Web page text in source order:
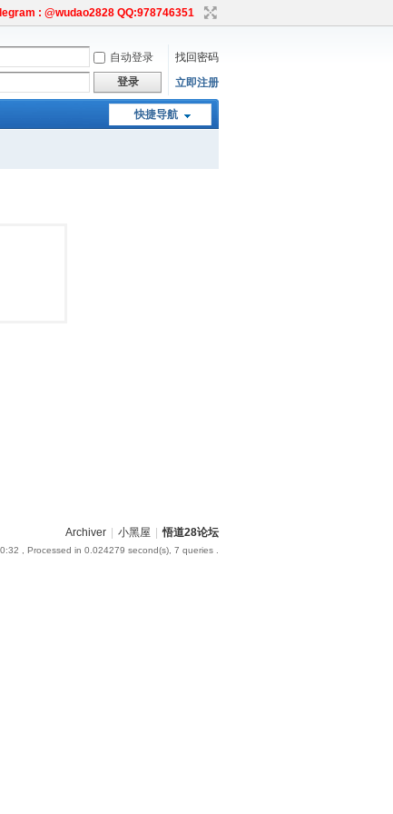
: @wudao2828 QQ:978746351
自动登录
找回密码
登录 立即注册
快捷导航
Archiver 小黑屋 悟道28论坛
, Processed in 0.024279 second(s), 7 queries .